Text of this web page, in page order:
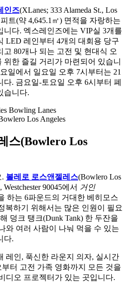
인즈(XLanes; 333 Alameda St., Los
트(약 4,645.1㎡) 면적을 자랑하는
니다. 엑스레인즈에는 VIP실 3개를
LED 레인부터 4개의 대회용 당구
80개나 되는 고전 및 현대식 오
한 즐길 거리가 마련되어 있습니
일에서 일요일 오후 7시부터는 21
. 금요일-토요일 오후 6시부터 폐
습니다.
Los Angeles
스(Bowlero Los
. 볼레로 로스앤젤레스(Bowlero Los
90045에서 거인
하는 6파운드의 거대한 베히모스
복하기 위해서는 많은 인원이 필요
덩크 탱크(Dunk Tank) 한 두잔을
와 여러 사람이 나눠 먹을 수 있는
다.
레인, 푹신한 라운지 의자, 실시간
터 고전 가족 영화까지 모든 것을
디오 프로젝터가 있는 곳입니다.